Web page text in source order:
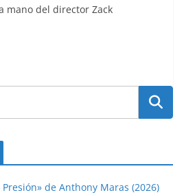
mano del director Zack
de Anthony Maras (2026)